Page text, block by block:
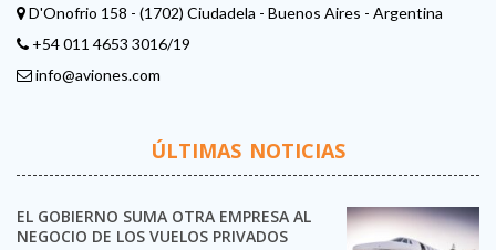
D'Onofrio 158 - (1702) Ciudadela - Buenos Aires - Argentina
+54 011 4653 3016/19
info@aviones.com
ÚLTIMAS NOTICIAS
EL GOBIERNO SUMA OTRA EMPRESA AL
NEGOCIO DE LOS VUELOS PRIVADOS